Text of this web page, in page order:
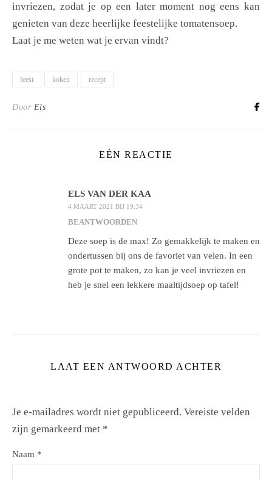
invriezen, zodat je op een later moment nog eens kan
genieten van deze heerlijke feestelijke tomatensoep.
Laat je me weten wat je ervan vindt?
feest koken recept
Door Els
EÉN REACTIE
ELS VAN DER KAA
4 MAART 2021 BIJ 19:34
BEANTWOORDEN
Deze soep is de max! Zo gemakkelijk te maken en
ondertussen bij ons de favoriet van velen. In een
grote pot te maken, zo kan je veel invriezen en
heb je snel een lekkere maaltijdsoep op tafel!
LAAT EEN ANTWOORD ACHTER
Je e-mailadres wordt niet gepubliceerd. Vereiste velden
zijn gemarkeerd met *
Naam *